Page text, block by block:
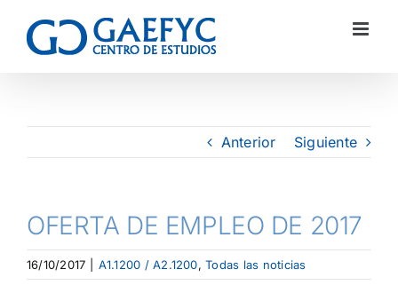
Anterior Siguiente
OFERTA DE EMPLEO DE 2017
16/10/2017 A1.1200 / A2.1200,Todas las noticias